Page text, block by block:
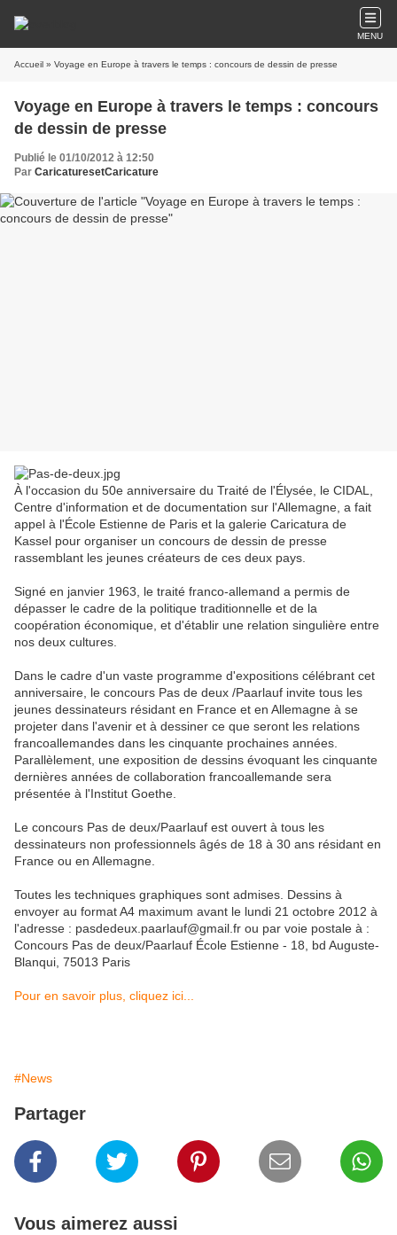
MENU
Accueil » Voyage en Europe à travers le temps : concours de dessin de presse
Voyage en Europe à travers le temps : concours
de dessin de presse
Publié le 01/10/2012 à 12:50
Par CaricaturesetCaricature
À l'occasion du 50e anniversaire du Traité de l'Élysée, le CIDAL,
Centre d'information et de documentation sur l'Allemagne, a fait
appel à l'École Estienne de Paris et la galerie Caricatura de
Kassel pour organiser un concours de dessin de presse
rassemblant les jeunes créateurs de ces deux pays.
Signé en janvier 1963, le traité franco-allemand a permis de
dépasser le cadre de la politique traditionnelle et de la
coopération économique, et d'établir une relation singulière entre
nos deux cultures.
Dans le cadre d'un vaste programme d'expositions célébrant cet
anniversaire, le concours Pas de deux /Paarlauf invite tous les
jeunes dessinateurs résidant en France et en Allemagne à se
projeter dans l'avenir et à dessiner ce que seront les relations
francoallemandes dans les cinquante prochaines années.
Parallèlement, une exposition de dessins évoquant les cinquante
dernières années de collaboration francoallemande sera
présentée à l'Institut Goethe.
Le concours Pas de deux/Paarlauf est ouvert à tous les
dessinateurs non professionnels âgés de 18 à 30 ans résidant en
France ou en Allemagne.
Toutes les techniques graphiques sont admises. Dessins à
envoyer au format A4 maximum avant le lundi 21 octobre 2012 à
l'adresse : pasdedeux.paarlauf@gmail.fr ou par voie postale à :
Concours Pas de deux/Paarlauf École Estienne - 18, bd Auguste-
Blanqui, 75013 Paris
Pour en savoir plus, cliquez ici...
#News
Partager
Vous aimerez aussi